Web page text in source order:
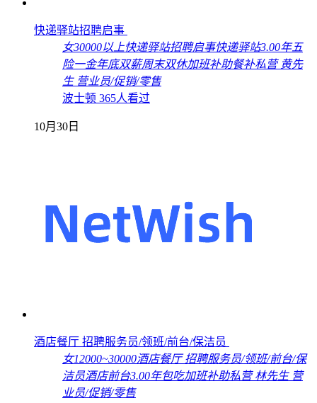
快递驿站招聘启事
女30000以上快递驿站招聘启事快递驿站3.00年五
险一金年底双薪周末双休加班补助餐补私营 黄先
生 营业员/促销/零售
波士顿 365人看过
10月30日
酒店餐厅 招聘服务员/领班/前台/保洁员
女12000~30000酒店餐厅 招聘服务员/领班/前台/保
洁员酒店前台3.00年包吃加班补助私营 林先生 营
业员/促销/零售